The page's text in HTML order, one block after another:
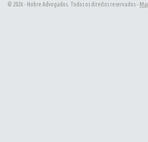
© 2026 - Nobre Advogados. Todos os direitos reservados -